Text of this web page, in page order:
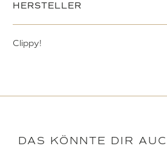
HERSTELLER
Clippy!
DAS KÖNNTE DIR